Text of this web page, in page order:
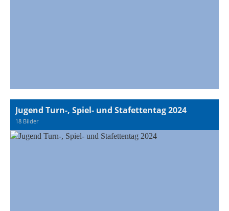
Jugend Turn-, Spiel- und Stafettentag 2024
18 Bilder